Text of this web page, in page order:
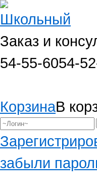
Заказ и
54-55-6054-
КорзинаВ
забыли